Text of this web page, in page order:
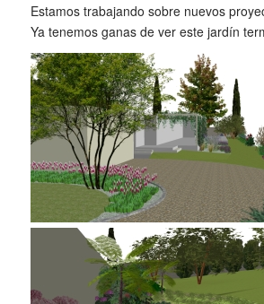
Estamos trabajando sobre nuevos
Ya tenemos ganas de ver este jardín